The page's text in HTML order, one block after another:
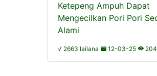
Ketepeng Ampuh Dapat
Mengecilkan Pori Pori
Alami
√ 2663 lailana 12-03-25